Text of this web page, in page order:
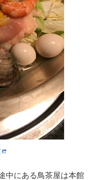
中にある鳥茶屋は本館